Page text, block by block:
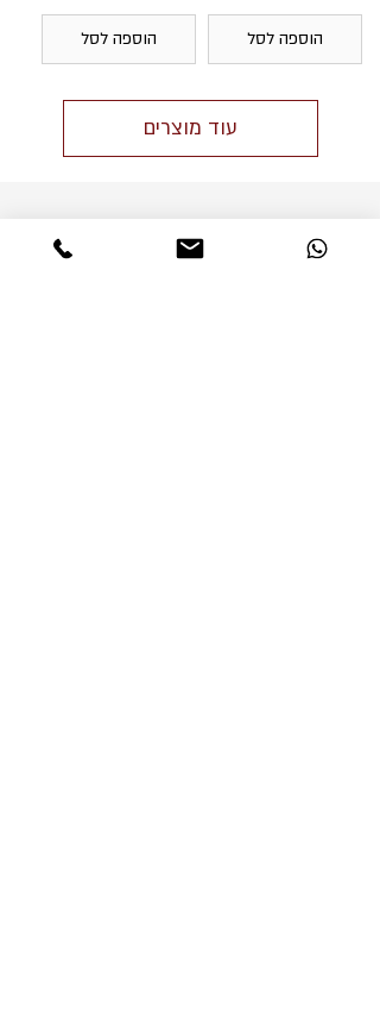
– מדופנט היוקרתי ביותר, קוהיבה, קוליברי,
הוספה לסל הוספה לסל
עוד מוצרים